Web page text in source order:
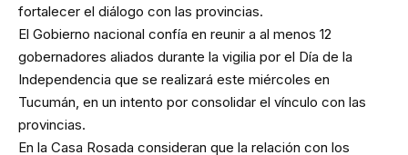
fortalecer el diálogo con las provincias.
El Gobierno nacional confía en reunir a al menos 12
gobernadores aliados durante la vigilia por el Día de la
Independencia que se realizará este miércoles en
Tucumán, en un intento por consolidar el vínculo con las
provincias.
En la Casa Rosada consideran que la relación con los